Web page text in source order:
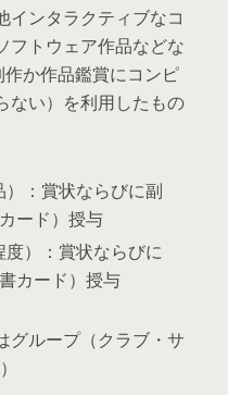
インタラクティブなコ
フトウェア作品などな
か作品鑑賞にコンピ
ない）を利用したもの
：賞状ならびに副
ード）授与
）：賞状ならびに
カード）授与
グループ（クラブ・サ